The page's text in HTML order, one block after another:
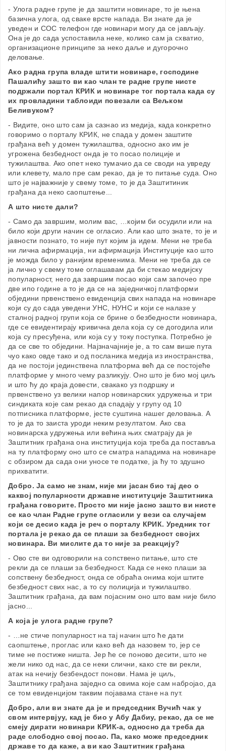
- Улога радне групе је да заштити новинаре, то је њена
базична улога, од сваке врсте напада. Ви знате да је
уведен и СОС телефон где новинари могу да се јављају.
Она је до сада успоставила неке, колико сам ја схватио,
организационе принципе за неко даље и дугорочно
деловање.
Ако радна група владе штити новинаре, господине
Пашалићу зашто ви као члан те радне групе нисте
подржали портал КРИК и новинаре тог портала када су
их провладини таблоиди повезали са Вељком
Беливуком?
- Видите, оно што сам ја сазнао из медија, када конкретно
говоримо о порталу КРИК, не спада у домен заштите
грађана већ у домен тужилаштва, односно ако им је
угрожена безбедност онда је то посао полиције и
тужилаштва. Ако опет неко тумачио да се своди на увреду
или клевету, мало пре сам рекао, да је то питање суда. Оно
што је најважније у свему томе, то је да Заштитиник
грађана да неко саопштење...
А што нисте дали?
- Само да завршим, молим вас, …којим би осудили или на
било који други начин се огласио. Али као што знате, то је и
јавности познато, то није пут којим ја идем. Мени не треба
ни лична афирмација, ни афирмација Институције као што
је можда било у ранијим временима. Мени не треба да се
ја лично у свему томе оглашавам да би стекао медијску
популарност, него да завршим посао који сам започео пре
две ипо године а то је да се на заједничкој платформи
обједини првенствено евиденција свих напада на новинаре
који су до сада уведени УНС, НУНС и који се налазе у
сталној радној групи која се брине о безбедности новинара,
где се евидентирају кривична дела која су се догодила или
која су пресуђена, или која су у току поступка. Потребно је
да се све то обједини. Најзначајније је, а то сам више пута
чуо како овде тако и од посланика медија из иностранства,
да не постоји јединствена платформа већ да се постојеће
платформе у много чему разликују. Оно што је био мој циљ
и што ћу до краја довести, свакако уз подршку и
првенствено уз велики напор новинарских удружења и три
синдиката које сам рекао да спадају у групу од 10
потписника платформе, јесте суштина нашег деловања. А
то је да то заиста уроди неким резултатом. Ако сва
новинарска удружења или већина њих сматрају да је
Заштитник грађана она институција која треба да поставља
на ту платформу оно што се сматра нападима на новинаре
с обзиром да сада они уносе те податке, ја ћу то здушно
прихватити.
Добро. Ја само не знам, није ми јасан био тај део о
каквој популарности државне институције Заштитника
грађана говорите. Просто ми није јасно зашто ви нисте
се као члан Радне групе огласили у вези са случајем
који се десио када је реч о порталу КРИК. Уредник тог
портала је рекао да се плаши за безбедност својих
новинара. Ви мислите да то није за реакцију?
- Ово сте ви одговорили на сопствено питање, што сте
рекли да се плаши за безбедност. Када се неко плаши за
сопствену безбедност, онда се обраћа онима који штите
безбедност свих нас, а то су полиција и тужилаштво.
Заштитник грађана, да вам појасним оно што вам није било
јасно...
А која је улога радне групе?
- …не стиче популарност на тај начин што ће дати
саопштење, проглас или како већ да назовем то, јер се
тиме не постиже ништа. Јер ће се поново десити, што не
жели нико од нас, да се неки слични, како сте ви рекли,
атак на нечију безбендост понови. Нама је циљ,
Заштитнику грађана заједно са овима које сам набројао, да
се том евиденцијом таквим појавама стане на пут.
Добро, али ви знате да је и председник Вучић чак у
свом интервјуу, кад је био у Абу Дабиу, рекао, да се не
смеју дирати новинари КРИК-а, односно да треба да
раде слободно свој посао. Па, како може председник
државе то да каже, а ви као Заштитник грађана